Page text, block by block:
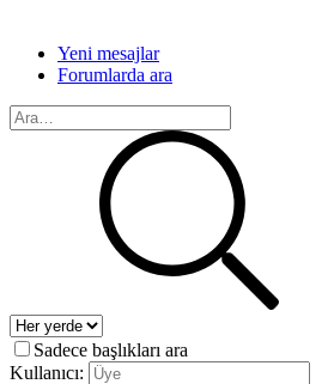
Yeni mesajlar
Forumlarda ara
Sadece başlıkları ara
Kullanıcı: